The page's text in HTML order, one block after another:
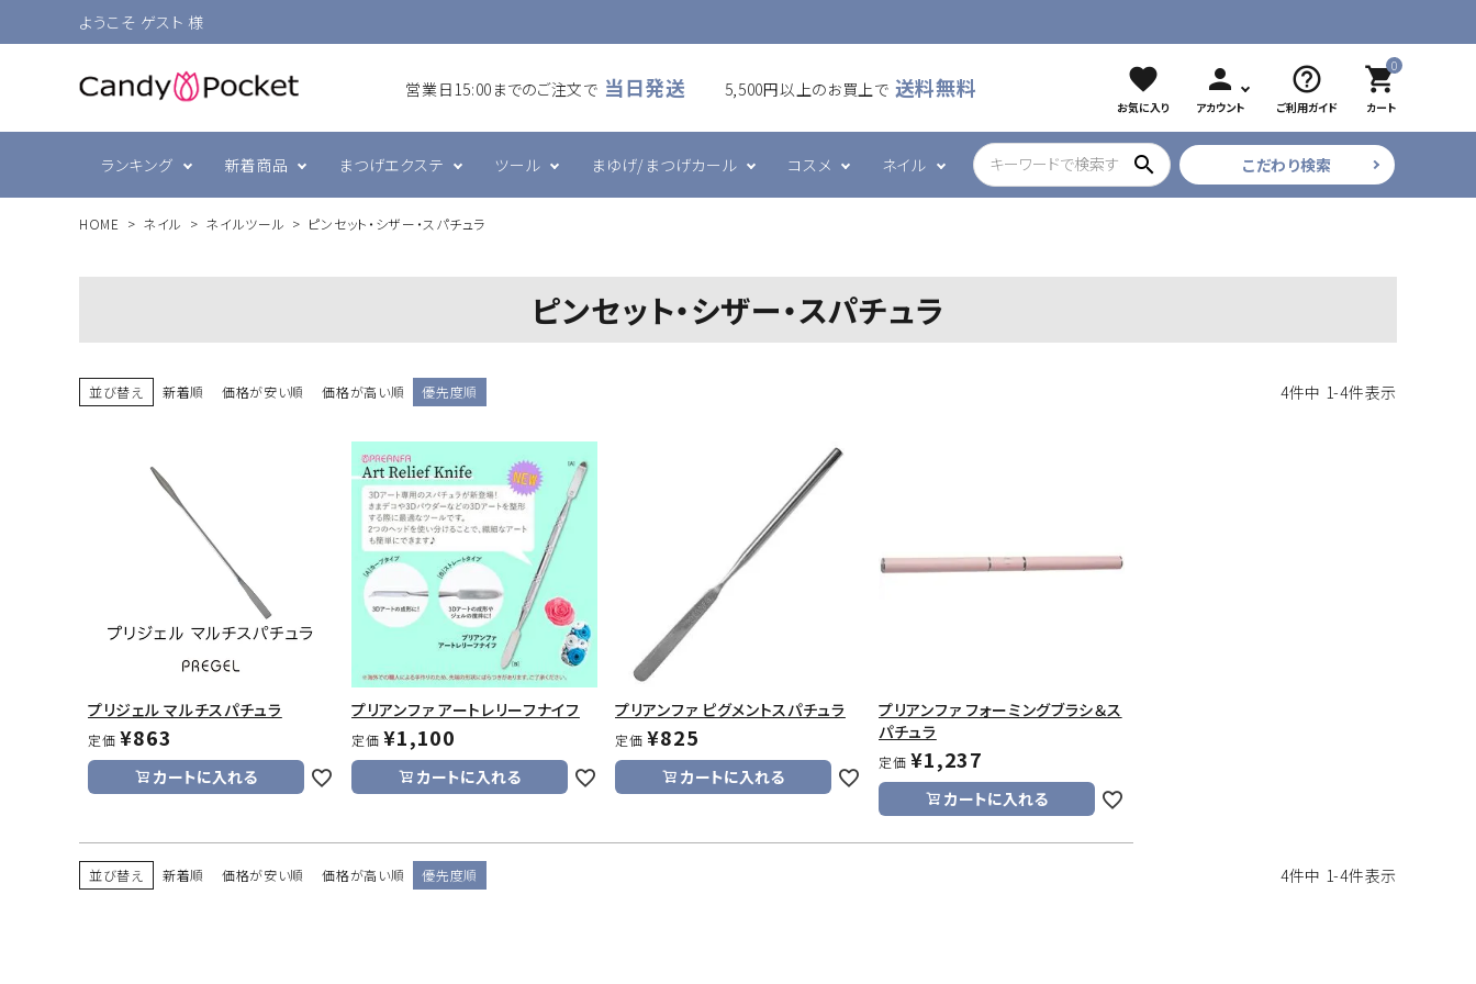
ようこそ ゲスト 様
営業日15:00までのご注文で 当日発送 5,500円以上のお買上で 送料無料 favorite
お気に入り
person
アカウント
help_outline
ご利用ガイド
0
shopping_cart
カート
ランキング 新着商品 まつげエクステ
グルー・リムーバー
ツール
コーム・ブラシ・ブロワー その他
まゆげ/まつげカール コスメ ネイル
ネイルデコレーション
search こだわり検索
HOME ネイル ネイルツール ピンセット・シザー・スパチュラ
ピンセット・シザー・スパチュラ
並び替え 新着順 価格が安い順 価格が高い順 優先度順 4件中 1-4件表示
プリジェル マルチスパチュラ
定価 ¥863
カートに入れる
プリアンファ アートレリーフナイフ
定価 ¥1,100
カートに入れる
プリアンファ ピグメントスパチュラ
定価 ¥825
カートに入れる
プリアンファ フォーミングブラシ＆ス
パチュラ
定価 ¥1,237
カートに入れる
並び替え 新着順 価格が安い順 価格が高い順 優先度順 4件中 1-4件表示